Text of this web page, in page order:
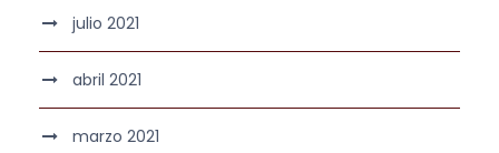
julio 2021
abril 2021
marzo 2021